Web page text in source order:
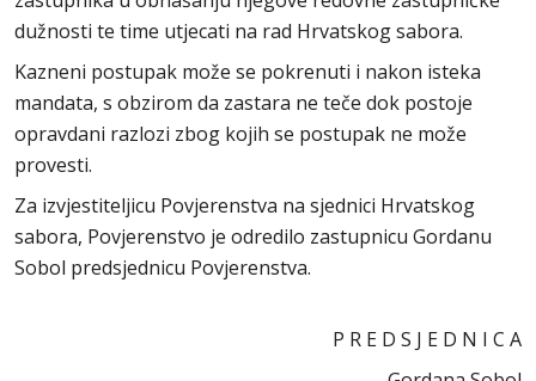
dužnosti te time utjecati na rad Hrvatskog sabora.
Kazneni postupak može se pokrenuti i nakon isteka
mandata, s obzirom da zastara ne teče dok postoje
opravdani razlozi zbog kojih se postupak ne može
provesti.
Za izvjestiteljicu Povjerenstva na sjednici Hrvatskog
sabora, Povjerenstvo je odredilo zastupnicu Gordanu
Sobol predsjednicu Povjerenstva.
P R E D S J E D N I C A